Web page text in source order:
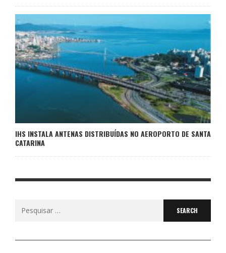
IHS INSTALA ANTENAS DISTRIBUÍDAS NO AEROPORTO DE SANTA
CATARINA